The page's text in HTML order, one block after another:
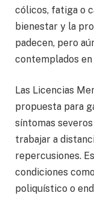
cólicos, fatiga o
bienestar y la
padecen, pero
contemplados
Las Licencias
propuesta para
síntomas
trabajar a
repercusiones.
condiciones
poliquístico o